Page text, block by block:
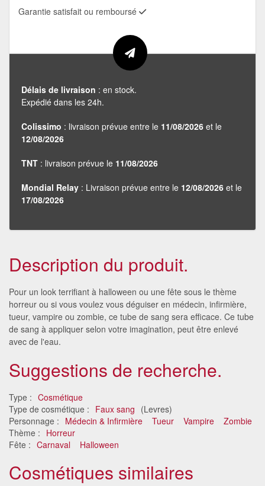
Garantie satisfait ou remboursé
Délais de livraison : en stock.
Expédié dans les 24h.
Colissimo : livraison prévue entre le 11/08/2026 et le
12/08/2026
TNT : livraison prévue le 11/08/2026
Mondial Relay : Livraison prévue entre le 12/08/2026 et le
17/08/2026
Description du produit.
Pour un look terrifiant à halloween ou une fête sous le thème
horreur ou si vous voulez vous déguiser en médecin, infirmière,
tueur, vampire ou zombie, ce tube de sang sera efficace. Ce tube
de sang à appliquer selon votre imagination, peut être enlevé
avec de l'eau.
Suggestions de recherche.
Type : Cosmétique
Type de cosmétique : Faux sang (Levres)
Personnage : Médecin & Infirmière Tueur Vampire
Zombie
Thème : Horreur
Fête : Carnaval Halloween
Cosmétiques similaires